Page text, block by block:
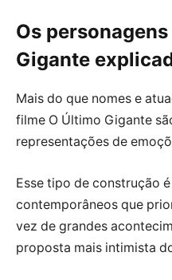
Os
Gigante
Mais do que nomes e
filme O Último Gigante
representações de
Esse tipo de construção
contemporâneos que
vez de grandes
proposta mais intimista